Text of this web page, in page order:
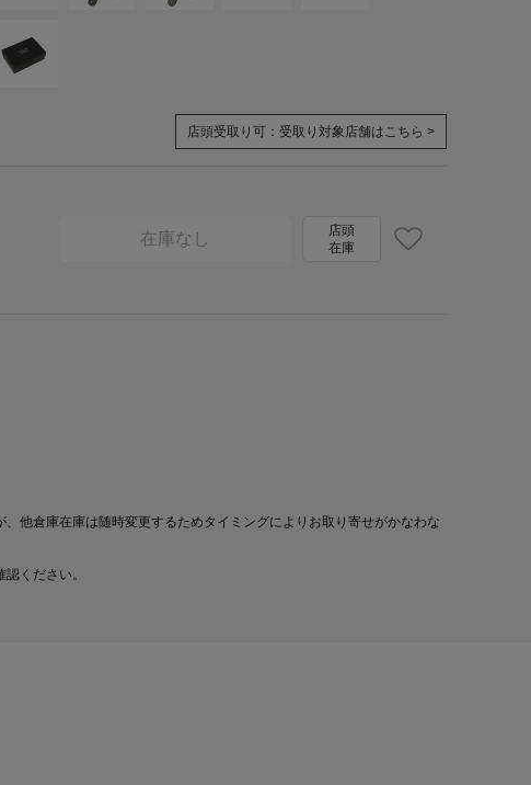
店頭受取り可： 受取り対象店舗はこちら >
在庫なし
店頭
在庫
他倉庫在庫は随時変更するためタイミングによりお取り寄せがかなわな
認ください。